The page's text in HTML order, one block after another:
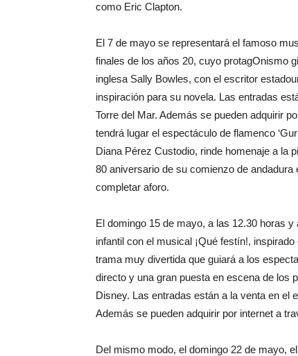
como Eric Clapton.
El 7 de mayo se representará el famoso
finales de los años 20, cuyo protagOnismo
inglesa Sally Bowles, con el escritor
inspiración para su novela. Las entradas
Torre del Mar. Además se pueden adquirir
tendrá lugar el espectáculo de flamenco
Diana Pérez Custodio, rinde homenaje a la
80 aniversario de su comienzo de
completar aforo.
El domingo 15 de mayo, a las 12.30 horas
infantil con el musical ¡Qué festín!,
trama muy divertida que guiará a los
directo y una gran puesta en escena de los
Disney. Las entradas están a la venta en el
Además se pueden adquirir por internet a
Del mismo modo, el domingo 22 de mayo,